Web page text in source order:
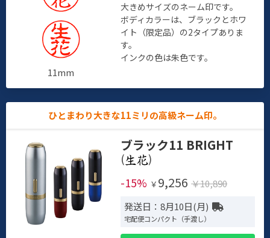
11mm
大きめサイズのネーム印です。
ボディカラーは、ブラックとホワ
イト（限定品）の2タイプありま
す。
インクの色は朱色です。
ひとまわり大きな11ミリの高級ネーム印。
ブラック11 BRIGHT
(
)
-15% ￥ 9,256 ￥10,890
発送日：8月10日(月)
宅配便コンパクト（手渡し）